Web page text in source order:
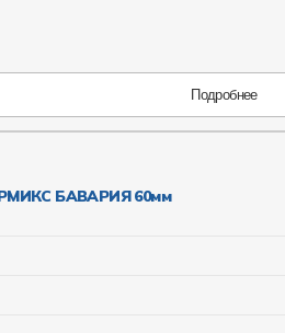
Подробнее
БАВАРИЯ 60мм